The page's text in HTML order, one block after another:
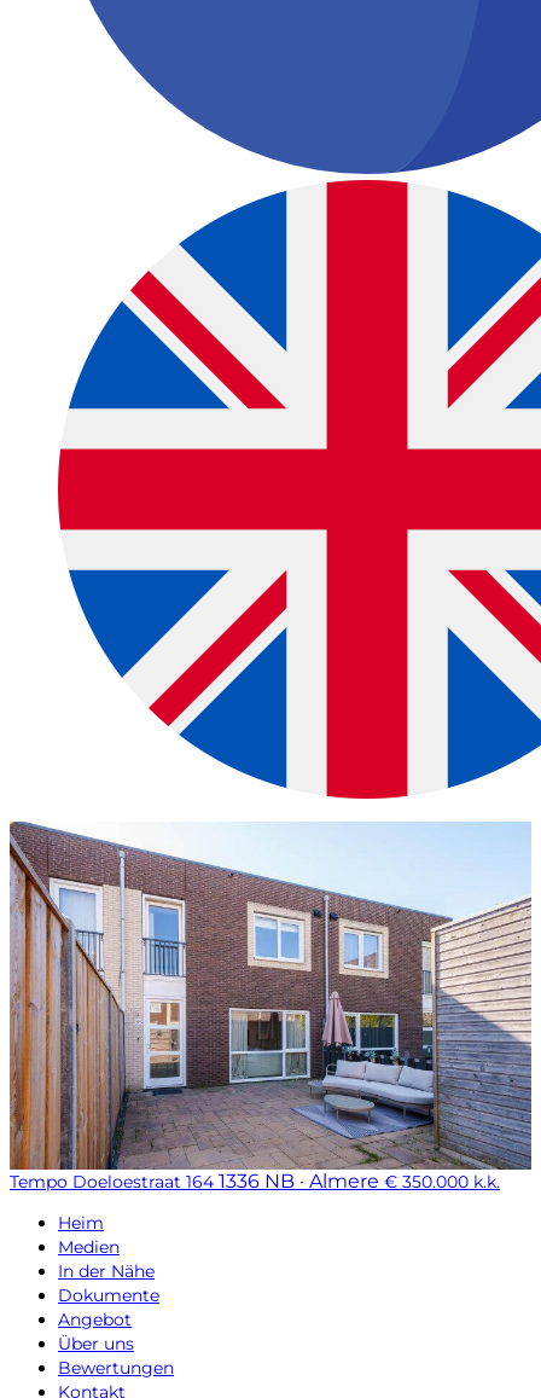
Tempo Doeloestraat 164 1336 NB · Almere € 350.000 k.k.
Heim
Medien
In der Nähe
Dokumente
Angebot
Über uns
Bewertungen
Kontakt